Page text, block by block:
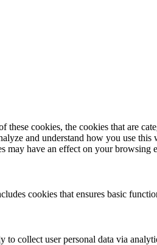
cookies, the cookies that are
and understand how you use
may have an effect on your browsing
cookies that ensures basic
collect user personal data via